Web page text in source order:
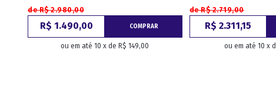
de R$ 2.980,00
R$ 1.490,00 COMPRAR
ou em até 10 x de R$ 149,00
de R$ 2.719,00
R$ 2.311,15
ou em até 10 x